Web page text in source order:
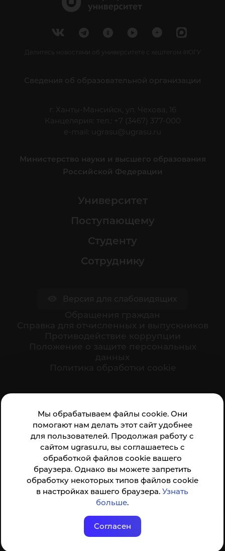
Мы обрабатываем файлы cookie. Они
помогают нам делать этот сайт удобнее
для пользователей. Продолжая работу с
сайтом ugrasu.ru, вы соглашаетесь с
обработкой файлов cookie вашего
браузера. Однако вы можете запретить
обработку некоторых типов файлов cookie
в настройках вашего браузера.Узнать
больше.
Согласен
Делитесь новостями об университете с хештегом #ЮГУ
Сведения об образовательной организации
г. Ханты-Мансийск, ул. Чехова, 16
Канцелярия: тел.: +7 (3467) 377-000
e-mail:
ugrasu@ugrasu.ru
Министерство науки и высшего образования
Российской Федерации
Университет
Поступающему
Студенту
Сотруднику
организации:
Анкета доступна по QR-коду, а так же по прямой
ссылке
© ФГБОУ ВО ЮГУ 2001–2026